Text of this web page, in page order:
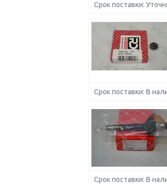
Срок поставки:
Срок поставки: В
Срок поставки: В